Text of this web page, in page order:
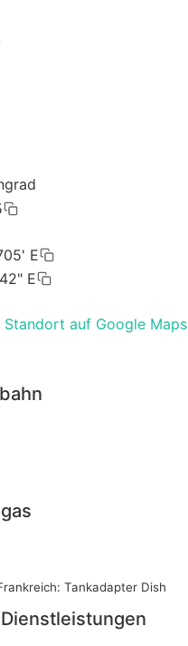
E
E
Standort auf Google Maps
Tankadapter Dish